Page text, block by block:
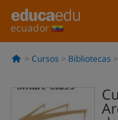
ecuador
Cursos Bibliotecas